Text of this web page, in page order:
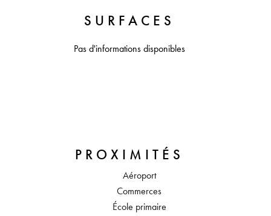
SURFACES
Pas d'informations disponibles
PROXIMITÉS
Aéroport
Commerces
École primaire